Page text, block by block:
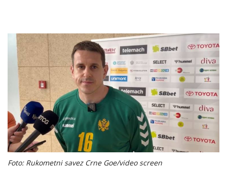
Foto: Rukometni savez Crne Goe/video screen